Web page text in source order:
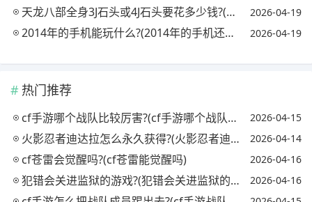
天龙八部全身3J石头或4J石头要花多少钱?(天龙八部一身三级石头多少钱) 2026-04-19
2014年的手机能玩什么?(2014年的手机还能用吗) 2026-04-19
热门推荐
cf手游哪个战队比较厉害?(cf手游哪个战队最强) 2026-04-15
火影忍者迪达拉怎么永久获得?(火影忍者迪达拉怎么获取) 2026-04-14
cf苍雷会觉醒吗?(cf苍雷能觉醒吗) 2026-04-16
犯错会关进监狱的游戏?(犯错会关进监狱的游戏吗) 2026-04-16